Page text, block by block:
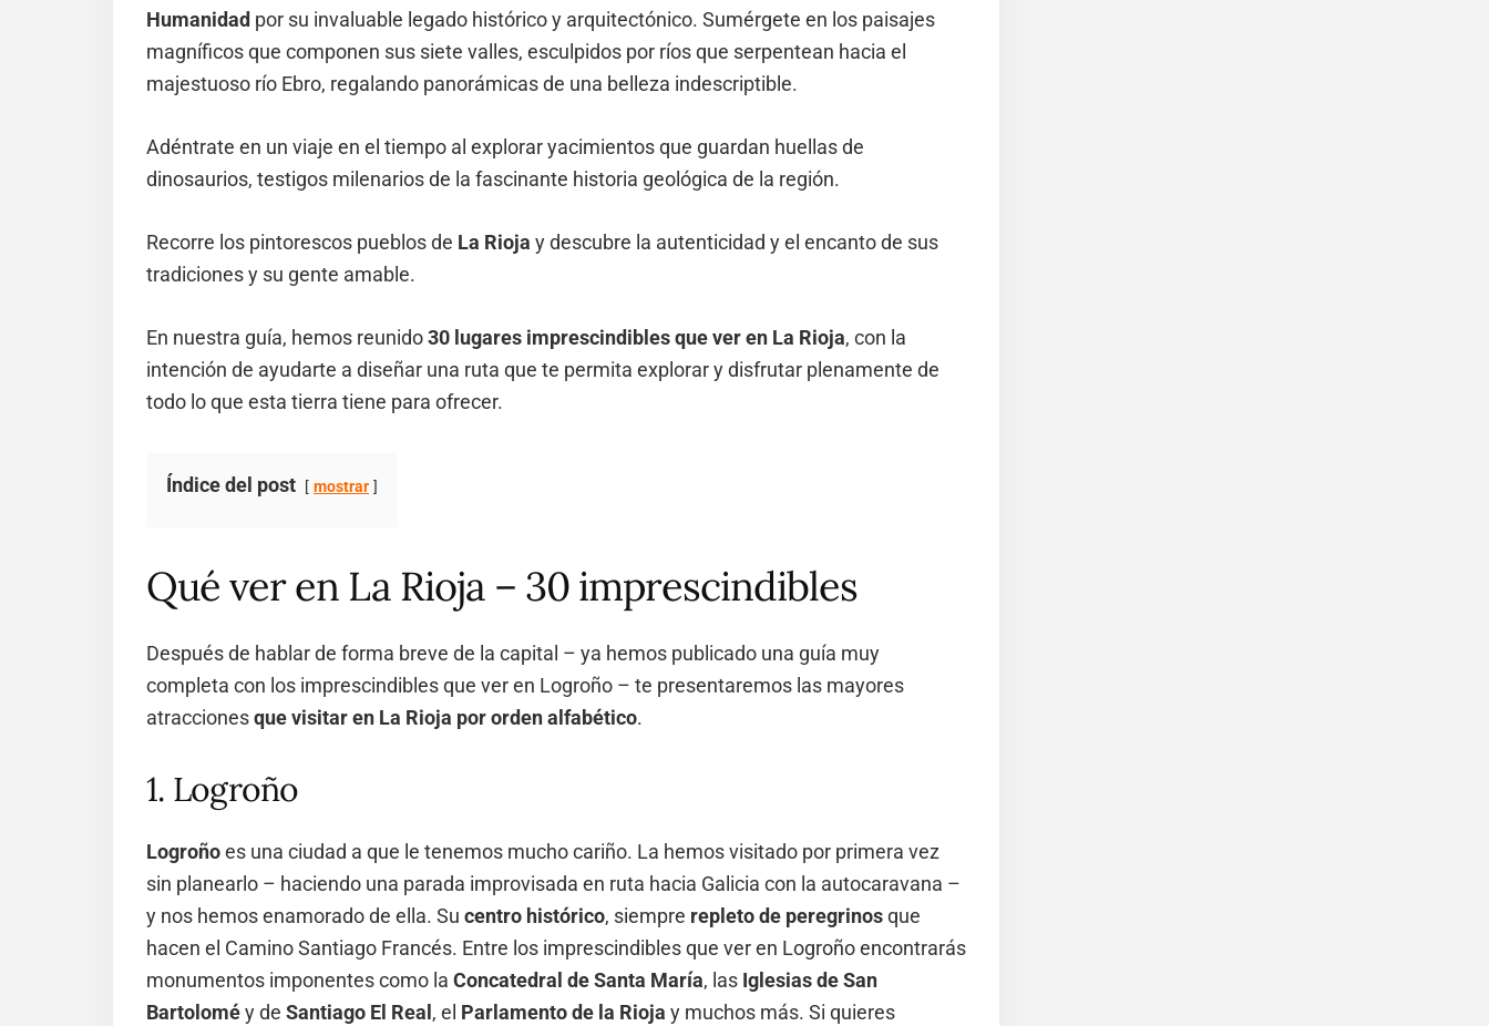
Humanidad por su invaluable legado histórico y arquitectónico. Sumérgete en los paisajes
magníficos que componen sus siete valles, esculpidos por ríos que serpentean hacia el
majestuoso río Ebro, regalando panorámicas de una belleza indescriptible.
Adéntrate en un viaje en el tiempo al explorar yacimientos que guardan huellas de
dinosaurios, testigos milenarios de la fascinante historia geológica de la región.
Recorre los pintorescos pueblos de La Rioja y descubre la autenticidad y el encanto de sus
tradiciones y su gente amable.
En nuestra guía, hemos reunido30 lugares imprescindibles que ver en La Rioja, con la
intención de ayudarte a diseñar una ruta que te permita explorar y disfrutar plenamente de
todo lo que esta tierra tiene para ofrecer.
Índice del post mostrar
Qué ver en La Rioja – 30 imprescindibles
Después de hablar de forma breve de la capital – ya hemos publicado una guía muy
completa con los imprescindibles que ver en Logroño – te presentaremos las mayores
atraccionesque visitar en La Rioja por orden alfabético.
1. Logroño
Logroñoes una ciudad a que le tenemos mucho cariño. La hemos visitado por primera vez
sin planearlo – haciendo una parada improvisada en ruta hacia Galicia con la autocaravana –
y nos hemos enamorado de ella. Su centro histórico, siempre repleto de peregrinosque
hacen el Camino Santiago Francés. Entre los imprescindibles que ver en Logroño encontrarás
monumentos imponentes como la Concatedral de Santa María, las Iglesias de San
Bartoloméy de Santiago El Real , el Parlamento de la Rioja y muchos más. Si quieres